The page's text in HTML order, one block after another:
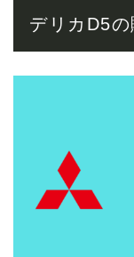
デリカD5